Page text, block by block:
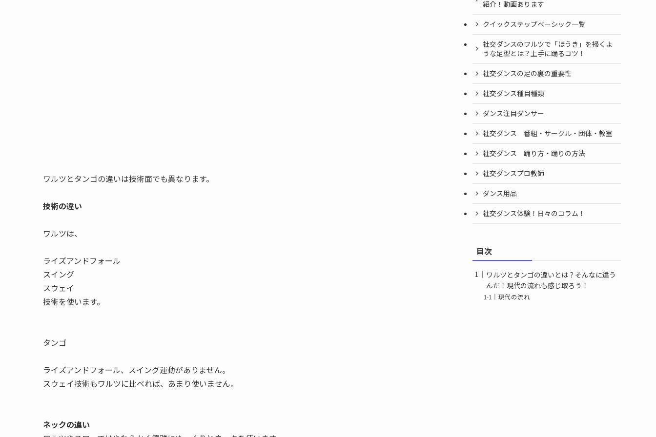
ワルツとタンゴの違いは技術面でも異なります。
技術の違い
ワルツは、
ライズアンドフォール
スイング
スウェイ
技術を使います。
タンゴ
ライズアンドフォール、スイング運動がありません。
スウェイ技術もワルツに比べれば、あまり使いません。
ネックの違い
紹介！動画あります
クイックステップベーシック一覧
社交ダンスのワルツで「ほうき」を掃くよ
うな足型とは？上手に踊るコツ！
社交ダンスの足の裏の重要性
社交ダンス種目種類
ダンス注目ダンサー
社交ダンス 番組・サークル・団体・教室
社交ダンス 踊り方・踊りの方法
社交ダンスプロ教師
ダンス用品
社交ダンス体験！日々のコラム！
目次
ワルツとタンゴの違いとは？そんなに違う
んだ！現代の流れも感じ取ろう！
現代の流れ